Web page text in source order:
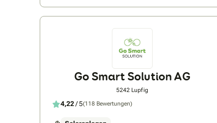
Go Smart Solution AG
5242 Lupfig
4,22/ 5(118 Bewertungen)